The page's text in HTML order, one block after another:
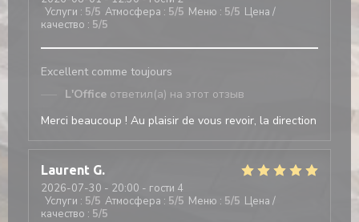
Услуги : 5/5 Атмосфера : 5/5 Меню : 5/5 Цена /
качество : 5/5
Excellent comme toujours
L'Office ответил(а) на этот отзыв
Merci beaucoup ! Au plaisir de vous revoir, la direction
Laurent G
2026-07-30 - 20:00 - гости 4
Услуги : 5/5 Атмосфера : 5/5 Меню : 5/5 Цена /
качество : 5/5